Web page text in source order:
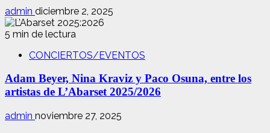
admin diciembre 2, 2025
5 min de lectura
CONCIERTOS/EVENTOS
Adam Beyer, Nina Kraviz y Paco Osuna, entre los
artistas de L’Abarset 2025/2026
admin noviembre 27, 2025